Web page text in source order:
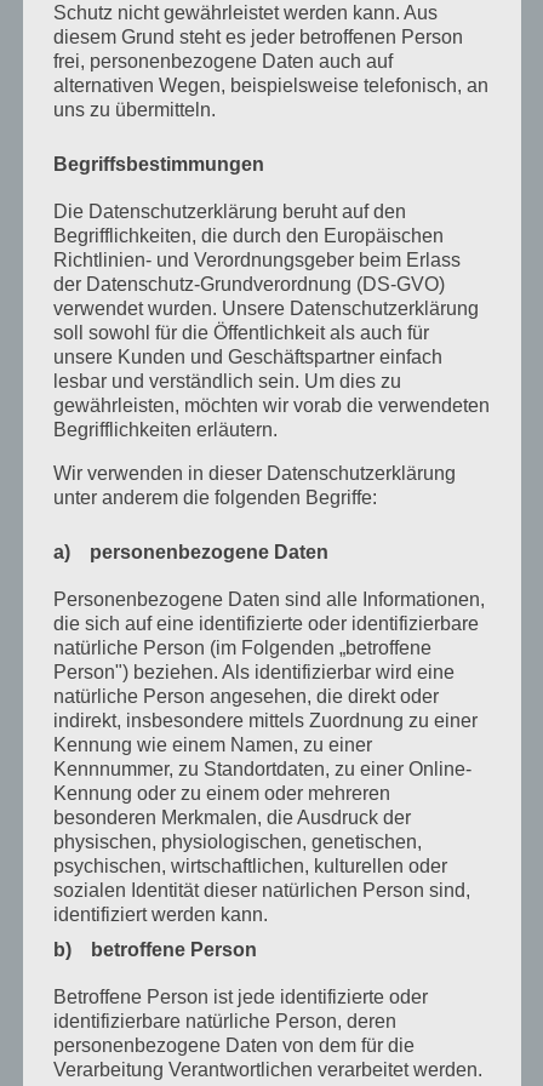
September 2022
August 2022
Juli 2022
April 2022
Januar 2022
Dezember 2021
Oktober 2021
September 2021
Mai 2021
Januar 2021
Dezember 2020
Oktober 2020
August 2020
Juli 2020
Juni 2020
Mai 2020
April 2020
März 2020
Februar 2020
Januar 2020
November 2019
Oktober 2019
Schutz nicht gewährleistet werden kann. Aus
diesem Grund steht es jeder betroffenen Person
frei, personenbezogene Daten auch auf
alternativen Wegen, beispielsweise telefonisch, an
uns zu übermitteln.
Begriffsbestimmungen
Die Datenschutzerklärung beruht auf den
Begrifflichkeiten, die durch den Europäischen
Richtlinien- und Verordnungsgeber beim Erlass
der Datenschutz-Grundverordnung (DS-GVO)
verwendet wurden. Unsere Datenschutzerklärung
soll sowohl für die Öffentlichkeit als auch für
unsere Kunden und Geschäftspartner einfach
lesbar und verständlich sein. Um dies zu
gewährleisten, möchten wir vorab die verwendeten
Begrifflichkeiten erläutern.
Wir verwenden in dieser Datenschutzerklärung
unter anderem die folgenden Begriffe:
a) personenbezogene Daten
Personenbezogene Daten sind alle Informationen,
die sich auf eine identifizierte oder identifizierbare
natürliche Person (im Folgenden „betroffene
Person") beziehen. Als identifizierbar wird eine
natürliche Person angesehen, die direkt oder
indirekt, insbesondere mittels Zuordnung zu einer
Kennung wie einem Namen, zu einer
Kennnummer, zu Standortdaten, zu einer Online-
Kennung oder zu einem oder mehreren
besonderen Merkmalen, die Ausdruck der
physischen, physiologischen, genetischen,
psychischen, wirtschaftlichen, kulturellen oder
sozialen Identität dieser natürlichen Person sind,
identifiziert werden kann.
b) betroffene Person
Betroffene Person ist jede identifizierte oder
identifizierbare natürliche Person, deren
personenbezogene Daten von dem für die
Verarbeitung Verantwortlichen verarbeitet werden.